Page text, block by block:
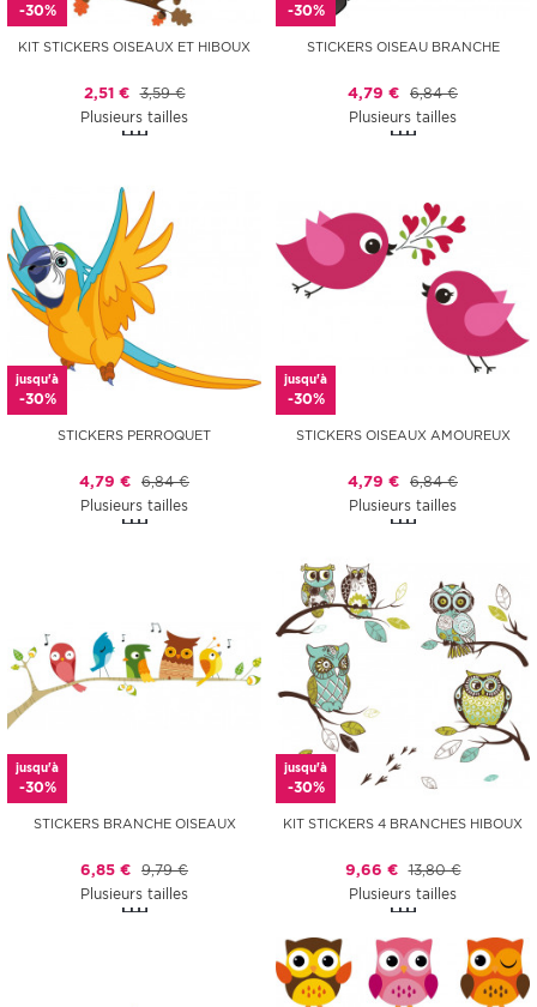
-30%
KIT STICKERS OISEAUX ET HIBOUX
2,51 € 3,59 €
Plusieurs tailles
-30%
STICKERS OISEAU BRANCHE
4,79 € 6,84 €
Plusieurs tailles
jusqu'à
-30%
STICKERS PERROQUET
4,79 € 6,84 €
Plusieurs tailles
jusqu'à
-30%
STICKERS OISEAUX AMOUREUX
4,79 € 6,84 €
Plusieurs tailles
jusqu'à
-30%
STICKERS BRANCHE OISEAUX
6,85 € 9,79 €
Plusieurs tailles
jusqu'à
-30%
KIT STICKERS 4 BRANCHES HIBOUX
9,66 € 13,80 €
Plusieurs tailles